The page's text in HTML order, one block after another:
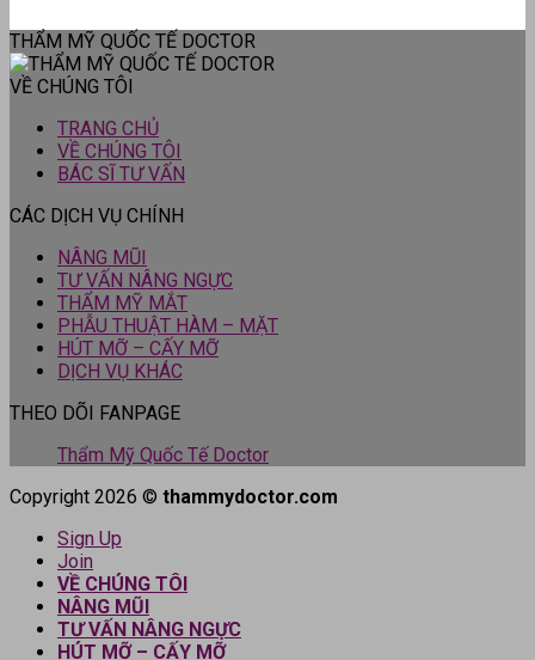
THẨM MỸ QUỐC TẾ DOCTOR
VỀ CHÚNG TÔI
TRANG CHỦ
VỀ CHÚNG TÔI
BÁC SĨ TƯ VẤN
CÁC DỊCH VỤ CHÍNH
NÂNG MŨI
TƯ VẤN NÂNG NGỰC
THẨM MỸ MẮT
PHẪU THUẬT HÀM – MẶT
HÚT MỠ – CẤY MỠ
DỊCH VỤ KHÁC
THEO DÕI FANPAGE
Thẩm Mỹ Quốc Tế Doctor
Copyright 2026 © thammydoctor.com
Sign Up
Join
VỀ CHÚNG TÔI
NÂNG MŨI
TƯ VẤN NÂNG NGỰC
HÚT MỠ – CẤY MỠ